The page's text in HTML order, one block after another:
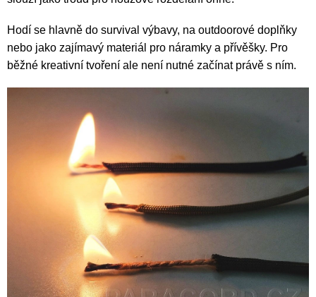
Hodí se hlavně do survival výbavy, na outdoorové doplňky
nebo jako zajímavý materiál pro náramky a přívěšky. Pro
běžné kreativní tvoření ale není nutné začínat právě s ním.